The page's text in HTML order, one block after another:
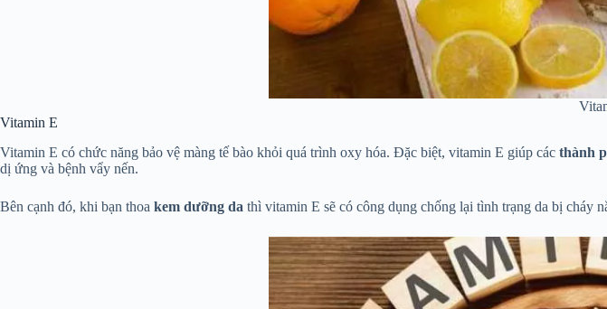
Vitamin E
Vitamin E có chức năng bảo vệ màng tế bào khỏi quá trình oxy hóa. Đặc biệt, vitamin E giúp các thành
dị ứng và bệnh vẩy nến.
Bên cạnh đó, khi bạn thoa kem dưỡng da thì vitamin E sẽ có công dụng chống lại tình trạng da bị cháy